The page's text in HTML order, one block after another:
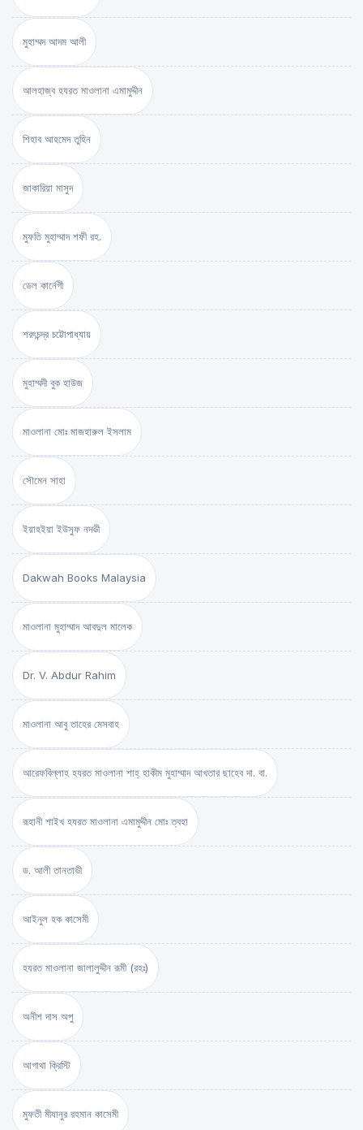
মুহাম্মদ আদম আলী
আলহাজ্ব হযরত মাওলানা এমামুদ্দীন
শিহাব আহমেদ তুহিন
জাকারিয়া মাসুদ
মুফতি মুহাম্মাদ শফী রহ.
ডেল কার্নেগী
শরৎচন্দ্র চট্টোপাধ্যায়
মুহাম্মদী বুক হাউজ
মাওলানা মোঃ মাজহারুল ইসলাম
সৌমেন সাহা
ইয়াহইয়া ইউসুফ নদভী
Dakwah Books Malaysia
মাওলানা মুহাম্মাদ আবদুল মালেক
Dr. V. Abdur Rahim
মাওলানা আবু তাহের মেসবাহ
আরেফবিল্লাহ হযরত মাওলানা শাহ্ হাকীম মুহাম্মাদ আখতার ছাহেব দা. বা.
রূহানী শাইখ হযরত মাওলানা এমামুদ্দীন মোঃ ত্বহা
ড. আলী তানতাভী
আইনুল হক কাসেমী
হযরত মাওলানা জালালুদ্দীন রূমী (রহঃ)
অনীশ দাস অপু
আগাথা ক্রিস্টি
মুফতী মীযানুর রহমান কাসেমী